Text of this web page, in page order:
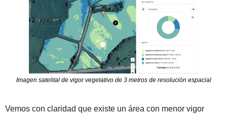
Imagen satelital de vigor vegetativo de 3 metros de resolución espacial
Vemos con claridad que existe un área con menor vigor